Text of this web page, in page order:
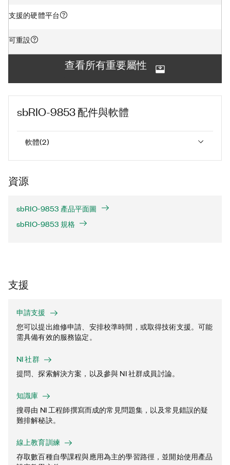
支援的硬體平台
可重設
查看所有重要屬性
sbRIO-9853配件與軟體
軟體(2)
資源
sbRIO-9853 產品平面圖
sbRIO-9853 規格
支援
申請支援
您可以提出維修申請、安排校準時間，或取得技術支援。可能
需具備有效的服務協定。
NI 社群
提問、探索解決方案，以及參與 NI 社群成員討論。
知識庫
搜尋由 NI 工程師撰寫而成的常見問題集，以及常見錯誤的疑
難排解秘訣。
線上教育訓練
存取數百種自學課程與應用為主的學習路徑，並開始使用產品